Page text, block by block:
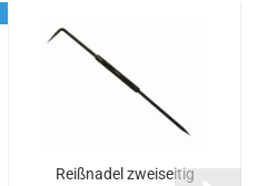
Reißnadel zweiseitig